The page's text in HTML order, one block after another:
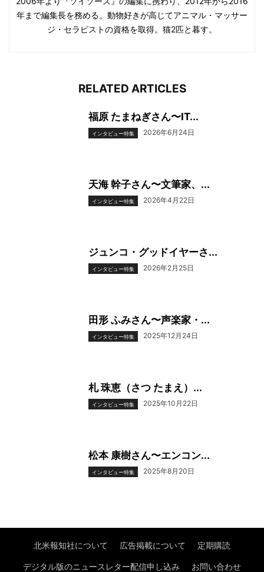
年まで編集長を務める。動物好きが高じてアニマル・マッサー
ジ・セラピストの資格を取得。猫2匹と暮す。
RELATED ARTICLES
福原 たまねぎさん〜IT...
インタビュー特集 2026年6月24日
天海 幹子さん〜文筆家、...
インタビュー特集 2026年4月22日
ジュンコ・グッドイヤーさ...
インタビュー特集 2026年2月25日
田形 ふみさん〜声楽家・...
インタビュー特集 2025年12月24日
札 珠恵（さつ たまえ）...
インタビュー特集 2025年10月22日
松本 康樹さん〜エンコン...
インタビュー特集 2025年8月20日
北米報知社について 広告掲載について 定期購読
デジタル版のニュースレター配信申し込み お問い合わせ